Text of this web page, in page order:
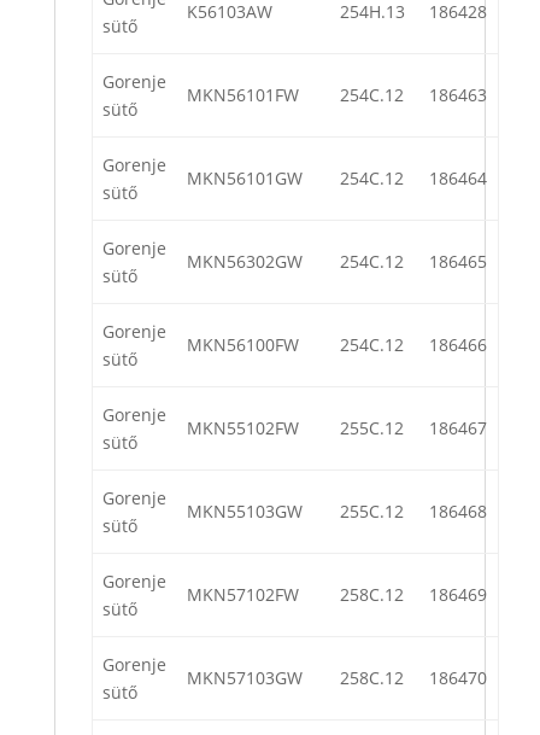
sütő
K56103AW 254H.13 186428
Gorenje
sütő
MKN56101FW 254C.12 186463
Gorenje
sütő
MKN56101GW 254C.12 186464
Gorenje
sütő
MKN56302GW 254C.12 186465
Gorenje
sütő
MKN56100FW 254C.12 186466
Gorenje
sütő
MKN55102FW 255C.12 186467
Gorenje
sütő
MKN55103GW 255C.12 186468
Gorenje
sütő
MKN57102FW 258C.12 186469
Gorenje
sütő
MKN57103GW 258C.12 186470